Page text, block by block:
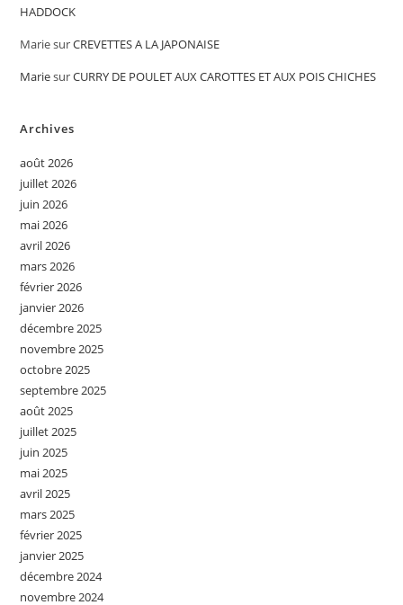
HADDOCK
MariesurCREVETTES A LA JAPONAISE
MariesurCURRY DE POULET AUX CAROTTES ET AUX POIS CHICHES
Archives
août 2026
juillet 2026
juin 2026
mai 2026
avril 2026
mars 2026
février 2026
janvier 2026
décembre 2025
novembre 2025
octobre 2025
septembre 2025
août 2025
juillet 2025
juin 2025
mai 2025
avril 2025
mars 2025
février 2025
janvier 2025
décembre 2024
novembre 2024